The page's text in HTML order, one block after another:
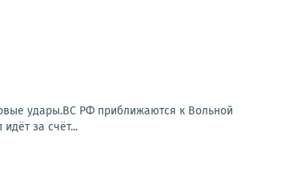
удары.ВС РФ приближаются к Вольной
за счёт...